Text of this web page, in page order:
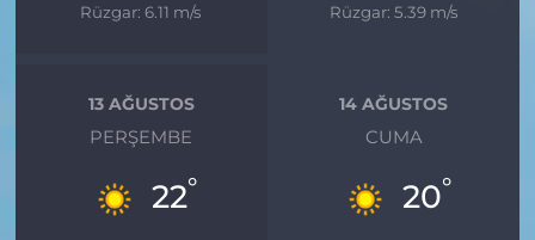
Rüzgar: 6.11 m/s
Rüzgar: 5.39 m/s
13 AĞUSTOS
PERŞEMBE
22°
14 AĞUSTOS
CUMA
20°